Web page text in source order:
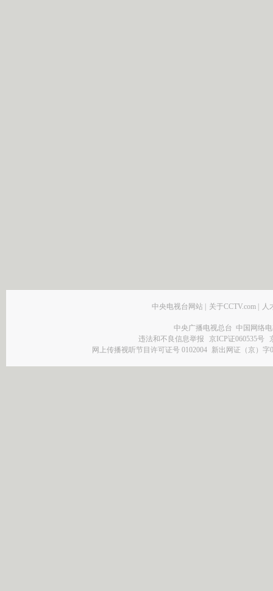
中央电视台网站 关于CCTV.com 人
中央广播电视总台 中国网络
违法和不良信息举报
京ICP证060535号
网上传播视听节目许可证号 0102004 新出网证（京）